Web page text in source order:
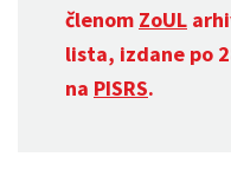
členom ZoUL
lista, izdane po
na PISRS.